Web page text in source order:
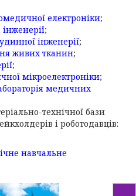
електроніки;
;
інженерії;
живих тканин;
;
мікроелектроніки;
медичних
технічної бази
і роботодавців:
навчальне